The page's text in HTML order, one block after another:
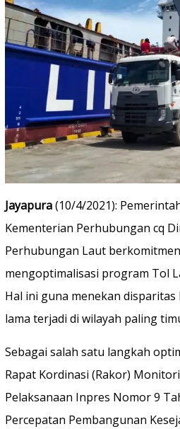
Jayapura(10/4/2021):
Kementerian Perhubungan cq
Perhubungan Laut
mengoptimalisasi program Tol
Hal ini guna menekan
lama terjadi di wilayah paling
Sebagai salah satu langkah
Rapat Kordinasi (Rakor)
Pelaksanaan Inpres Nomor 9
Percepatan Pembangunan